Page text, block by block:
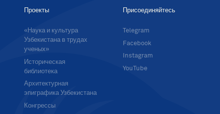
Проекты
«Наука и культура
Узбекистана в трудах
ученых»
Историческая
библиотека
Архитектурная
эпиграфика Узбекистана
Конгрессы
Присоединяйтесь
Telegram
Facebook
Instagram
YouTube